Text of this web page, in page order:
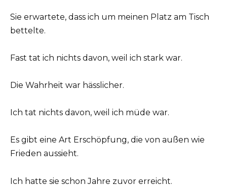
Sie erwartete, dass ich um meinen Platz am Tisch
bettelte.
Fast tat ich nichts davon, weil ich stark war.
Die Wahrheit war hässlicher.
Ich tat nichts davon, weil ich müde war.
Es gibt eine Art Erschöpfung, die von außen wie
Frieden aussieht.
Ich hatte sie schon Jahre zuvor erreicht.